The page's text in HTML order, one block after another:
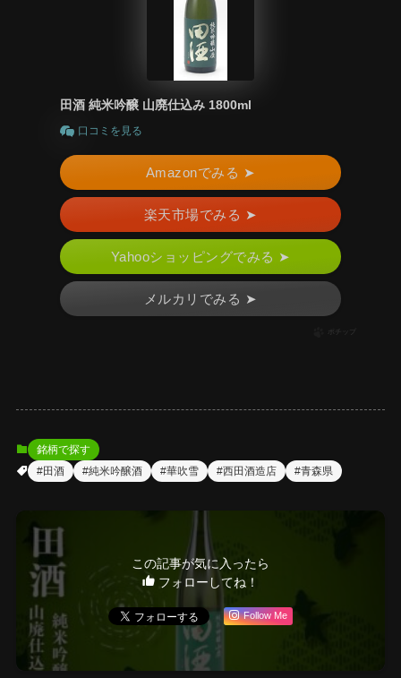
田酒 純米吟醸 山廃仕込み 1800ml
口コミを見る
Amazonでみる ➤
楽天市場でみる ➤
Yahooショッピングでみる ➤
メルカリでみる ➤
ポチップ
銘柄で探す
#田酒
#純米吟醸酒 #華吹雪 #西田酒造店 #青森県
この記事が気に入ったら
フォローしてね！
Follow Me